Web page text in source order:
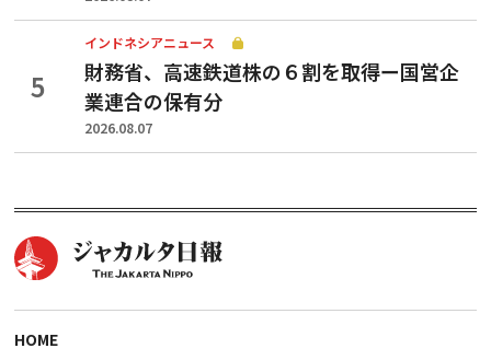
インドネシアニュース
財務省、高速鉄道株の６割を取得ー国営企
業連合の保有分
2026.08.07
HOME